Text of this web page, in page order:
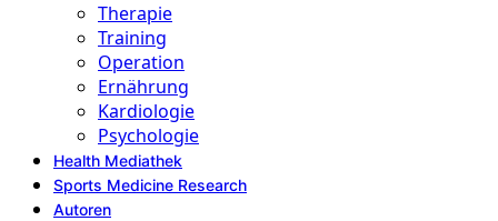
Therapie
Training
Operation
Ernährung
Kardiologie
Psychologie
Health Mediathek
Sports Medicine Research
Autoren